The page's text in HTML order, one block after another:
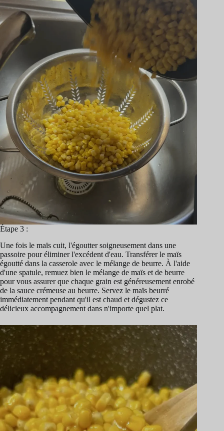
Étape 3 :
Une fois le maïs cuit, l'égoutter soigneusement dans une
passoire pour éliminer l'excédent d'eau. Transférer le maïs
égoutté dans la casserole avec le mélange de beurre. À l'aide
d'une spatule, remuez bien le mélange de maïs et de beurre
pour vous assurer que chaque grain est généreusement enrobé
de la sauce crémeuse au beurre. Servez le maïs beurré
immédiatement pendant qu'il est chaud et dégustez ce
délicieux accompagnement dans n'importe quel plat.